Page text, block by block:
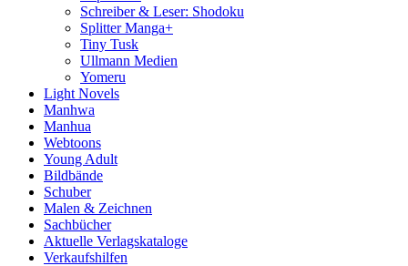
Schreiber & Leser: Shodoku
Splitter Manga+
Tiny Tusk
Ullmann Medien
Yomeru
Light Novels
Manhwa
Manhua
Webtoons
Young Adult
Bildbände
Schuber
Malen & Zeichnen
Sachbücher
Aktuelle Verlagskataloge
Verkaufshilfen